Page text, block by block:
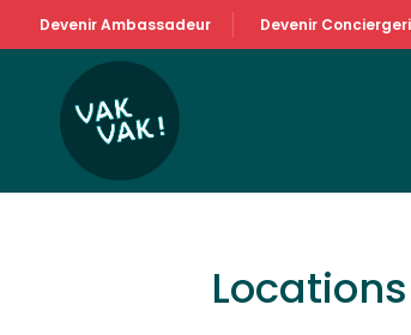
Devenir Ambassadeur Devenir